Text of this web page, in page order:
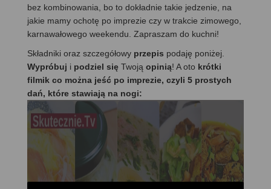
bez kombinowania, bo to dokładnie takie jedzenie, na
jakie mamy ochotę po imprezie czy w trakcie zimowego,
karnawałowego weekendu. Zapraszam do kuchni!
Składniki oraz szczegółowy przepis podaję poniżej.
Wypróbuj i podziel się Twoją opinią! A oto krótki
filmik co można jeść po imprezie, czyli 5 prostych
dań, które stawiają na nogi: